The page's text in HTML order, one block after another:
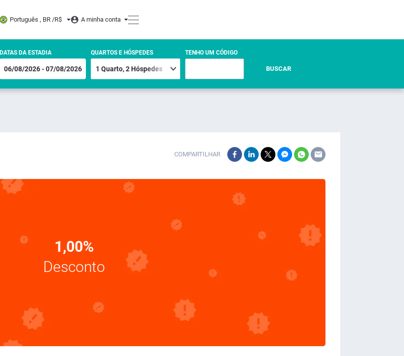
Português , BR /R$ A minha conta
DATAS DA ESTADIA QUARTOS E HÓSPEDES TENHO UM CÓDIGO
BUSCAR
COMPARTILHAR
1,00%
Desconto